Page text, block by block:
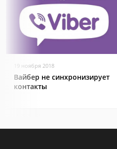
19 ноября 2018
Вайбер не синхронизирует
контакты